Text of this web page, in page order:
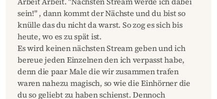
sein!" , dann kommt der Nächste und du bist so
knülle das du nicht da warst. So zog es sich bis
heute, wo es zu spät ist.
Es wird keinen nächsten Stream geben und ich
bereue jeden Einzelnen den ich verpasst habe,
denn die paar Male die wir zusammen trafen
waren nahezu magisch, so wie die Einhörner die
du so geliebt zu haben schienst. Dennoch